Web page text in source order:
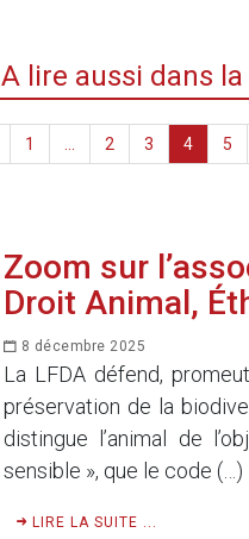
A lire aussi dans
1 ... 2 3 4 5
Zoom sur
Droit Animal,
8 décembre 2025
La LFDA défend,
préservation de la
distingue l’animal de
sensible », que le code (…)
LIRE LA SUITE ...